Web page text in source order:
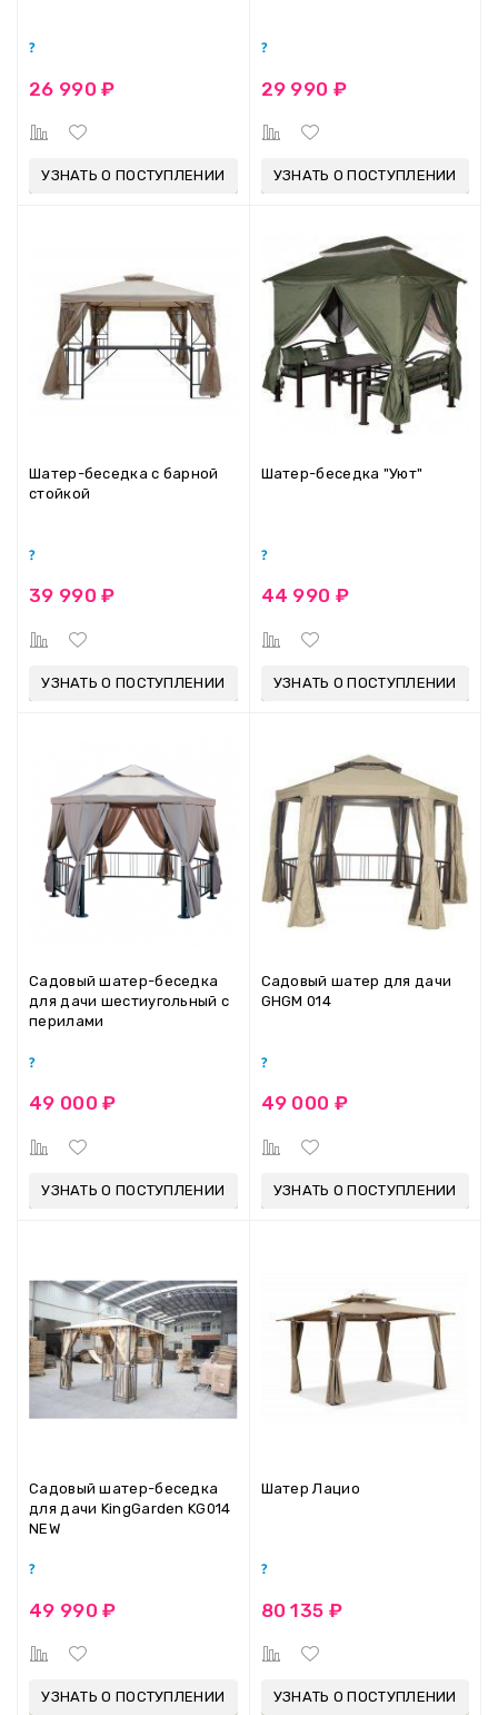
26 990 ₽
УЗНАТЬ О ПОСТУПЛЕНИИ
29 990 ₽
УЗНАТЬ О ПОСТУПЛЕНИИ
Шатер-беседка с барной
стойкой
39 990 ₽
УЗНАТЬ О ПОСТУПЛЕНИИ
Шатер-беседка "Уют"
44 990 ₽
УЗНАТЬ О ПОСТУПЛЕНИИ
Садовый шатер-беседка
для дачи шестиугольный с
перилами
49 000 ₽
УЗНАТЬ О ПОСТУПЛЕНИИ
Садовый шатер для дачи
GHGM 014
49 000 ₽
УЗНАТЬ О ПОСТУПЛЕНИИ
Садовый шатер-беседка
для дачи KingGarden KG014
NEW
49 990 ₽
УЗНАТЬ О ПОСТУПЛЕНИИ
Шатер Лацио
80 135 ₽
УЗНАТЬ О ПОСТУПЛЕНИИ